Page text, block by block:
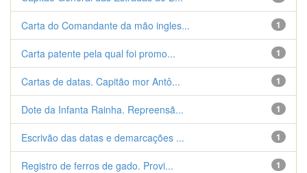
1
Carta do Comandante da mão ingles...
1
Carta patente pela qual foi promo...
1
Cartas de datas. Capitão mor Antô...
1
Dote da Infanta Rainha. Repreensã...
1
Escrivão das datas e demarcações ...
1
Registro de ferros de gado. Provi...